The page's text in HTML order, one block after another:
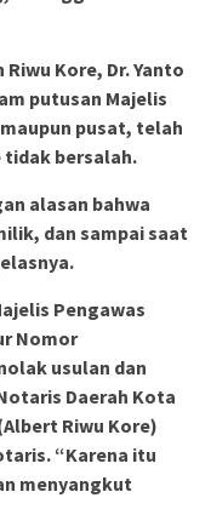
Kore, Dr. Yanto
putusan Majelis
pusat, telah
tidak bersalah.
alasan bahwa
dan sampai saat
Pengawas
Nomor
usulan dan
Daerah Kota
Riwu Kore)
“Karena itu
menyangkut